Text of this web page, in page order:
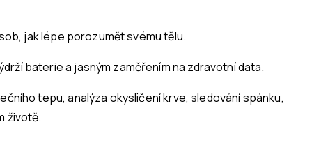
jak lépe porozumět svému tělu.
baterie a jasným zaměřením na zdravotní data.
tepu, analýza okysličení krve, sledování spánku,
životě.